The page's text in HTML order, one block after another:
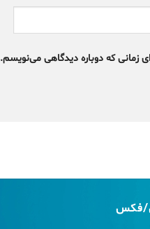
زمانی که دوباره دیدگاهی می‌نویسم.
فکس